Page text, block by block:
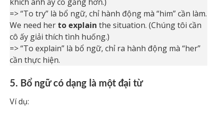
khích anh ấy cố gắng hơn.)
=> “To try” là bổ ngữ, chỉ hành động mà “him” cần làm.
We need her to explain the situation. (Chúng tôi cần
cô ấy giải thích tình huống.)
=> “To explain” là bổ ngữ, chỉ ra hành động mà “her”
cần thực hiện.
5. Bổ ngữ có dạng là một đại từ
Ví dụ: